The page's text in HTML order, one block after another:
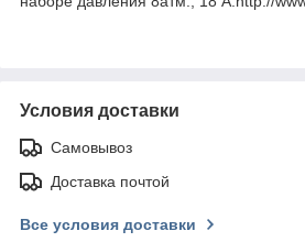
Условия доставки
Самовывоз
Доставка почтой
Все условия доставки